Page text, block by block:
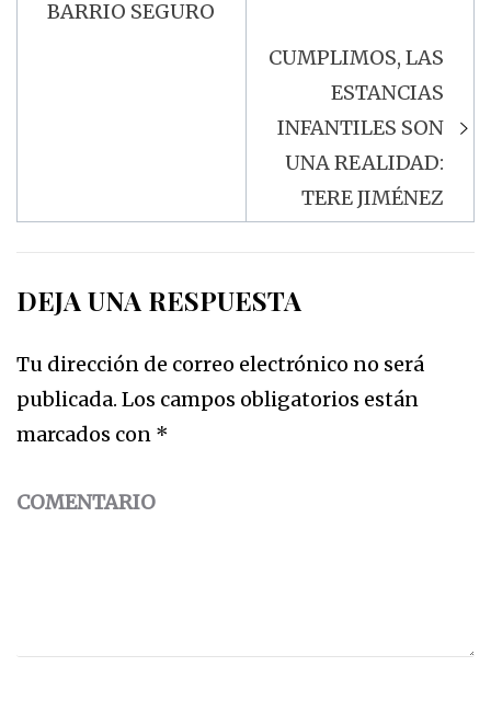
BARRIO SEGURO
CUMPLIMOS, LAS
ESTANCIAS
INFANTILES SON
UNA REALIDAD:
TERE JIMÉNEZ
DEJA UNA RESPUESTA
Tu dirección de correo electrónico no será
publicada. Los campos obligatorios están
marcados con *
COMENTARIO